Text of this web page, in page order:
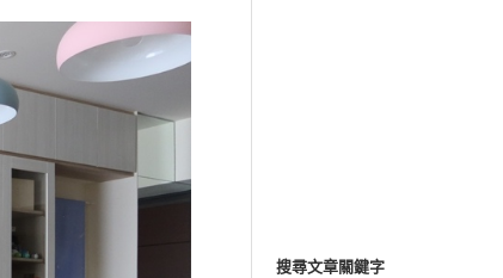
搜尋文章關鍵字